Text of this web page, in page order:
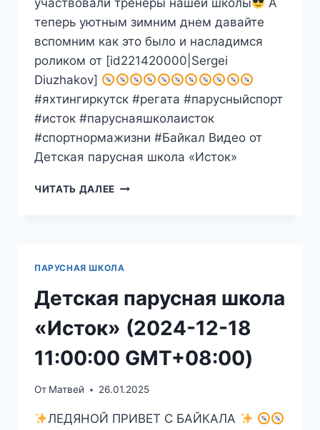
теперь уютным зимним днем давайте
вспомним как это было и насладимся
роликом от [id221420000|Sergei
Diuzhakov]
#яхтингиркутск #регата #парусныйспорт
#исток #паруснаяшколаисток
#спортнормажизни #Байкал Видео от
Детская парусная школа «Исток»
ЧИТАТЬ ДАЛЕЕ ДЕТСКАЯ
GMT+08:00)
ПАРУСНАЯ ШКОЛА
Детская парусная школа
«Исток» (2024-12-18
11:00:00 GMT+08:00)
От Матвей 26.01.2025
ЛЕДЯНОЙ ПРИВЕТ С БАЙКАЛА